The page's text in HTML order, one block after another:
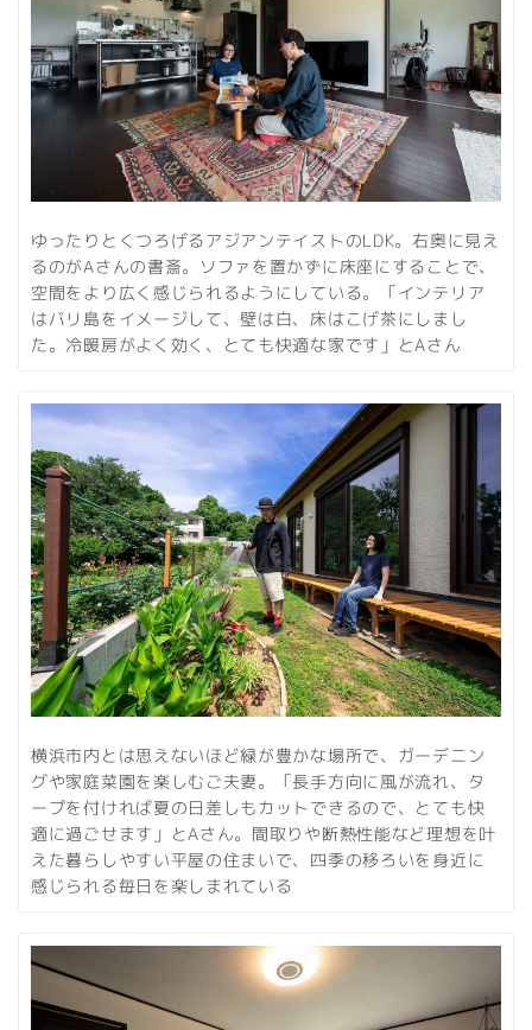
ゆったりとくつろげるアジアンテイストのLDK。右奥に見え
るのがAさんの書斎。ソファを置かずに床座にすることで、
空間をより広く感じられるようにしている。「インテリア
はバリ島をイメージして、壁は白、床はこげ茶にしまし
た。冷暖房がよく効く、とても快適な家です」とAさん
横浜市内とは思えないほど緑が豊かな場所で、ガーデニン
グや家庭菜園を楽しむご夫妻。「長手方向に風が流れ、タ
ープを付ければ夏の日差しもカットできるので、とても快
適に過ごせます」とAさん。間取りや断熱性能など理想を叶
えた暮らしやすい平屋の住まいで、四季の移ろいを身近に
感じられる毎日を楽しまれている